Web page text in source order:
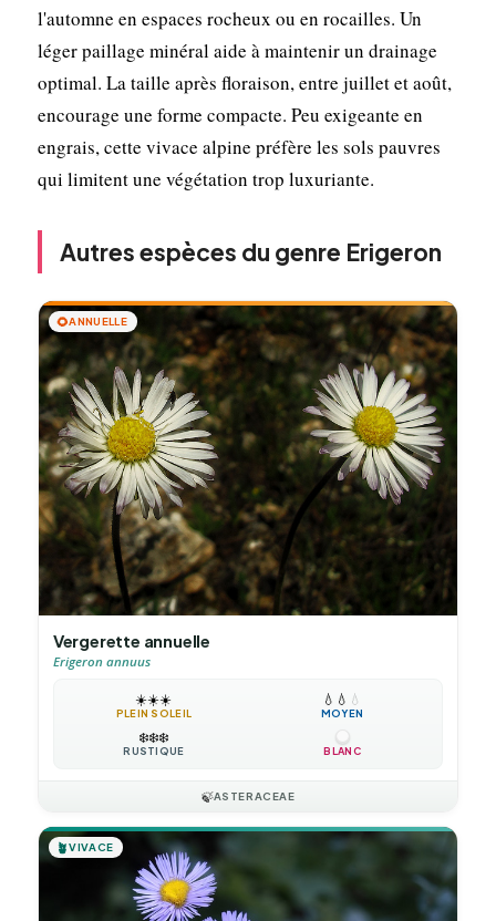
l'automne en espaces rocheux ou en rocailles. Un
léger paillage minéral aide à maintenir un drainage
optimal. La taille après floraison, entre juillet et août,
encourage une forme compacte. Peu exigeante en
engrais, cette vivace alpine préfère les sols pauvres
qui limitent une végétation trop luxuriante.
Autres espèces du genre Erigeron
🌻ANNUELLE
Vergerette annuelle
Erigeron annuus
☀️☀️☀️
PLEIN SOLEIL
💧 💧 💧
MOYEN
❄️❄️❄️
RUSTIQUE BLANC
🍃ASTERACEAE
🪴VIVACE